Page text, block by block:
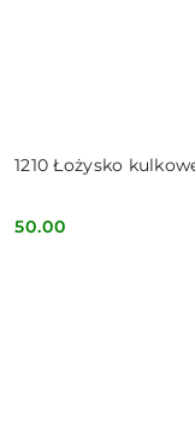
1210 Łożysko
Cena:
50.00